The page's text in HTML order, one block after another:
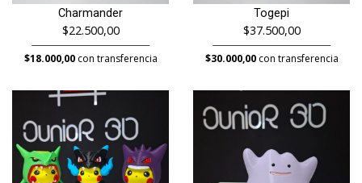
Charmander
$22.500,00
$18.000,00con transferencia
Togepi
$37.500,00
$30.000,00con transferencia